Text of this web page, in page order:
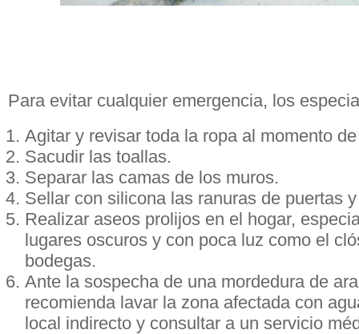
Para evitar cualquier emergencia, los
Agitar y revisar toda la ropa al momento
Sacudir las toallas.
Separar las camas de los muros.
Sellar con silicona las ranuras de puertas
Realizar aseos prolijos en el hogar,
lugares oscuros y con poca luz como el
bodegas.
Ante la sospecha de una mordedura de
recomienda lavar la zona afectada con
local indirecto y consultar a un servicio